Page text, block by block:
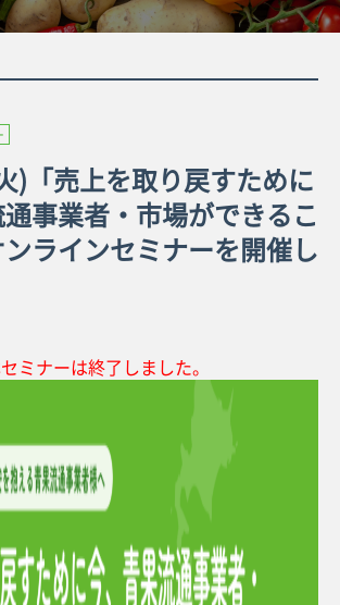
)「売上を取り戻すために
事業者・市場ができるこ
ラインセミナーを開催し
ミナーは終了しました。